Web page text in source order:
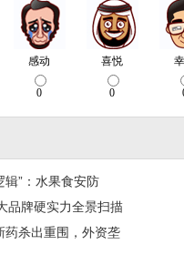
辑”：水果食安防
品牌硬实力全景扫描
药杀出重围，外资垄